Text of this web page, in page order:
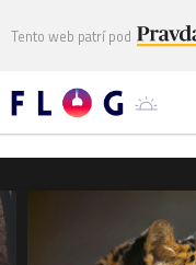
Tento web patrí pod